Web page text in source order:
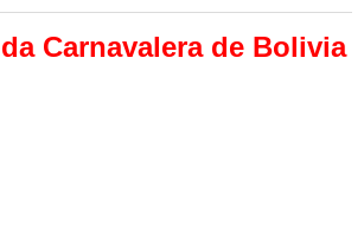
Carnavalera de Bolivia